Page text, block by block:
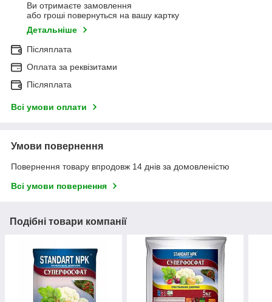
Ви отримаєте замовлення
або гроші повернуться на вашу картку
Детальніше
Післяплата
Оплата за реквізитами
Післяплата
Всі умови оплати
Умови повернення
Повернення товару впродовж 14 днів за домовленістю
Всі умови повернення
Подібні товари компанії